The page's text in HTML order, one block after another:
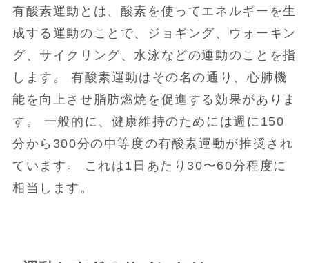
有酸素運動とは、酸素を使ってエネルギーを生
成する運動のことで、ジョギング、ウォーキン
グ、サイクリング、水泳などの運動のことを指
します。 有酸素運動はその名の通り、心肺機
能を向上させ脂肪燃焼を促進する効果がありま
す。 一般的に、健康維持のためには週に150
分から300分の中等度の有酸素運動が推奨され
ています。 これは1日あたり30〜60分程度に
相当します。